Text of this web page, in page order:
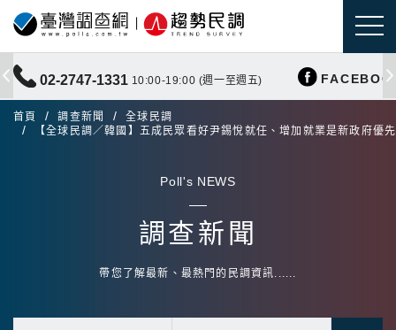
02-2747-1331 10:00-19:00 (週一至週五)
首頁 調查新聞
全球民調
【全球民調／韓國】五成民眾看好尹錫悅就任、增加就業是新政府優
Poll's NEWS
調查新聞
帶您了解最新、最熱門的民調資訊......